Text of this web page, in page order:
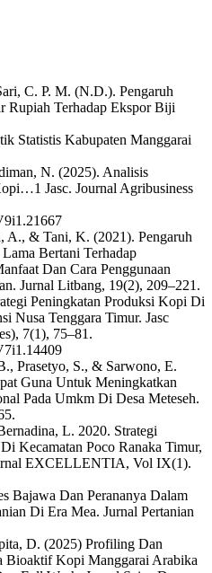
C. P. M. (N.D.). Pengaruh
Rupiah Terhadap Ekspor Biji
Statistis Kabupaten Manggarai
N. (2025). Analisis
Jasc. Journal Agribusiness
A., & Tani, K. (2021). Pengaruh
Bertani Terhadap
Dan Cara Penggunaan
Jurnal Litbang, 19(2), 209–221.
Peningkatan Produksi Kopi Di
Nusa Tenggara Timur. Jasc
7(1), 75–81.
Prasetyo, S., & Sarwono, E.
Guna Untuk Meningkatkan
Pada Umkm Di Desa Meteseh.
L. 2020. Strategi
Kecamatan Poco Ranaka Timur,
EXCELLENTIA, Vol IX(1).
Bajawa Dan Perananya Dalam
Di Era Mea. Jurnal Pertanian
D. (2025) Profiling Dan
Bioaktif Kopi Manggarai Arabika